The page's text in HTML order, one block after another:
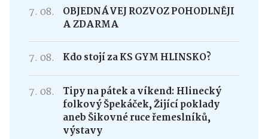
7. 08.
OBJEDNÁVEJ ROZVOZ POHODLNĚJI
A ZDARMA
7. 08. Kdo stojí za KS GYM HLINSKO?
7. 08.
Tipy na pátek a víkend: Hlinecký
folkový Špekáček, Žijící poklady
aneb Šikovné ruce řemeslníků,
výstavy